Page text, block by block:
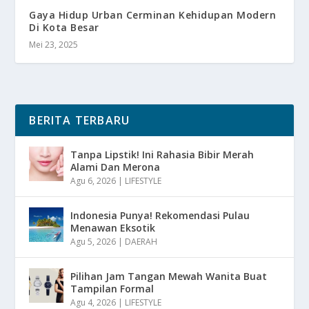
Gaya Hidup Urban Cerminan Kehidupan Modern
Di Kota Besar
Mei 23, 2025
BERITA TERBARU
Tanpa Lipstik! Ini Rahasia Bibir Merah
Alami Dan Merona
Agu 6, 2026 | LIFESTYLE
Indonesia Punya! Rekomendasi Pulau
Menawan Eksotik
Agu 5, 2026 | DAERAH
Pilihan Jam Tangan Mewah Wanita Buat
Tampilan Formal
Agu 4, 2026 | LIFESTYLE